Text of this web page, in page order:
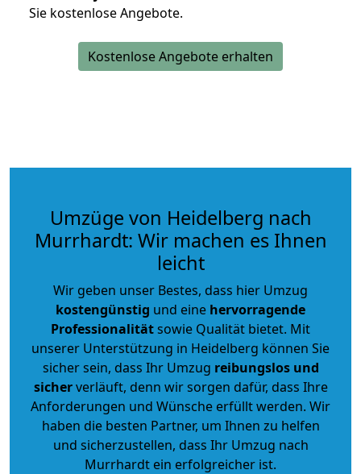
Sie kostenlose Angebote.
Kostenlose Angebote erhalten
Umzüge von Heidelberg nach
Murrhardt: Wir machen es Ihnen
leicht
Wir geben unser Bestes, dass hier Umzug
kostengünstig und eine hervorragende
Professionalitätsowie Qualität bietet. Mit
unserer Unterstützung in Heidelberg können Sie
sicher sein, dass Ihr Umzug reibungslos und
sicherverläuft, denn wir sorgen dafür, dass Ihre
Anforderungen und Wünsche erfüllt werden. Wir
haben die besten Partner, um Ihnen zu helfen
und sicherzustellen, dass Ihr Umzug nach
Murrhardt ein erfolgreicher ist.